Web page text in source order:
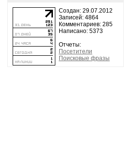
Создан: 29.07.2012
Записей: 4864
Комментариев: 285
Написано: 5373
Отчеты:
Посетители
Поисковые фразы